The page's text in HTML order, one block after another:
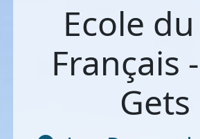
Ecole
Français
Gets